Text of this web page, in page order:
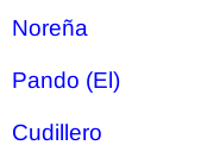
Noreña
Pando (El)
Cudillero